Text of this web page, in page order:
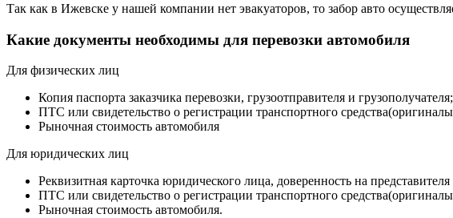
Так как в Ижевске у нашей компании нет эвакуаторов, то забор авто
Какие документы необходимы для перевозки автомобиля
Для физических лиц
Копия паспорта заказчика перевозки, грузоотправителя и грузополучателя;
ПТС или свидетельство о регистрации транспортного
Рыночная стоимость автомобиля
Для юридических лиц
Реквизитная карточка юридического лица, доверенность на
ПТС или свидетельство о регистрации транспортного
Рыночная стоимость автомобиля.